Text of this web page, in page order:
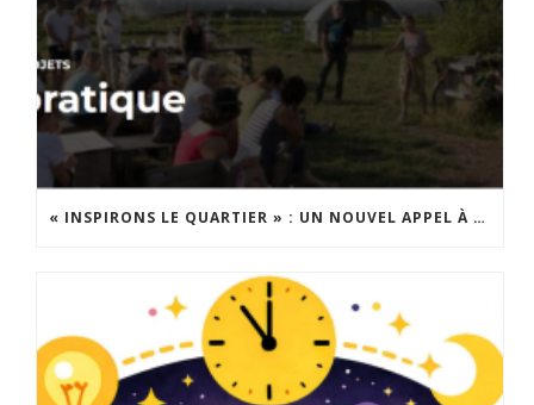
« INSPIRONS LE QUARTIER » : UN NOUVEL APPEL À PROJETS EST LANCÉ !